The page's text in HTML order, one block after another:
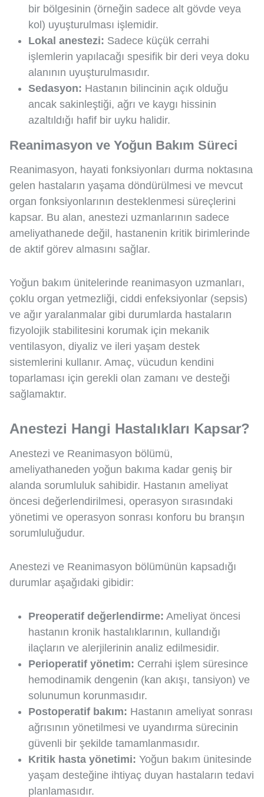
bir bölgesinin (örneğin sadece alt gövde veya
kol) uyuşturulması işlemidir.
Lokal anestezi: Sadece küçük cerrahi
işlemlerin yapılacağı spesifik bir deri veya doku
alanının uyuşturulmasıdır.
Sedasyon: Hastanın bilincinin açık olduğu
ancak sakinleştiği, ağrı ve kaygı hissinin
azaltıldığı hafif bir uyku halidir.
Reanimasyon ve Yoğun Bakım Süreci
Reanimasyon, hayati fonksiyonları durma noktasına
gelen hastaların yaşama döndürülmesi ve mevcut
organ fonksiyonlarının desteklenmesi süreçlerini
kapsar. Bu alan, anestezi uzmanlarının sadece
ameliyathanede değil, hastanenin kritik birimlerinde
de aktif görev almasını sağlar.
Yoğun bakım ünitelerinde reanimasyon uzmanları,
çoklu organ yetmezliği, ciddi enfeksiyonlar (sepsis)
ve ağır yaralanmalar gibi durumlarda hastaların
fizyolojik stabilitesini korumak için mekanik
ventilasyon, diyaliz ve ileri yaşam destek
sistemlerini kullanır. Amaç, vücudun kendini
toparlaması için gerekli olan zamanı ve desteği
sağlamaktır.
Anestezi Hangi Hastalıkları Kapsar?
Anestezi ve Reanimasyon bölümü,
ameliyathaneden yoğun bakıma kadar geniş bir
alanda sorumluluk sahibidir. Hastanın ameliyat
öncesi değerlendirilmesi, operasyon sırasındaki
yönetimi ve operasyon sonrası konforu bu branşın
sorumluluğudur.
Anestezi ve Reanimasyon bölümünün kapsadığı
durumlar aşağıdaki gibidir:
Preoperatif değerlendirme: Ameliyat öncesi
hastanın kronik hastalıklarının, kullandığı
ilaçların ve alerjilerinin analiz edilmesidir.
Perioperatif yönetim: Cerrahi işlem süresince
hemodinamik dengenin (kan akışı, tansiyon) ve
solunumun korunmasıdır.
Postoperatif bakım: Hastanın ameliyat sonrası
ağrısının yönetilmesi ve uyandırma sürecinin
güvenli bir şekilde tamamlanmasıdır.
Kritik hasta yönetimi: Yoğun bakım ünitesinde
yaşam desteğine ihtiyaç duyan hastaların tedavi
planlamasıdır.